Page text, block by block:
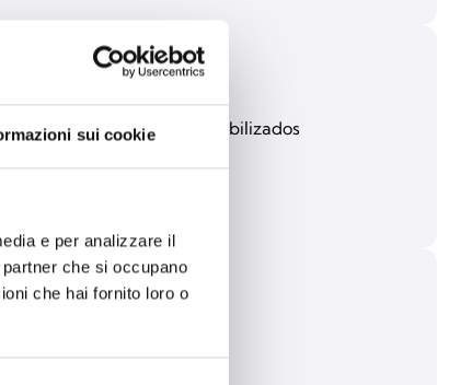
sui cookie
e per analizzare il
che si occupano
che hai fornito loro o
dos outros canais disponibilizados